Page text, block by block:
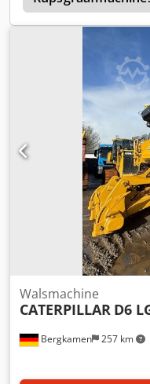
Bergkamen 257 km
Walsmachine
CATERPILLAR D6